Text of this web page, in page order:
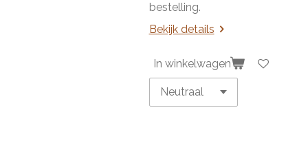
bestelling.
Bekijk details
In winkelwagen